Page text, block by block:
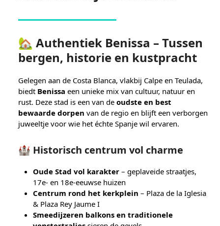
🏡 Authentiek Benissa – Tussen
bergen, historie en kustpracht
Gelegen aan de Costa Blanca, vlakbij Calpe en Teulada,
biedt Benissa een unieke mix van cultuur, natuur en
rust. Deze stad is een van deoudste en best
bewaarde dorpen van de regio en blijft een verborgen
juweeltje voor wie het échte Spanje wil ervaren.
🏰 Historisch centrum vol charme
Oude Stad vol karakter – geplaveide straatjes,
17e- en 18e-eeuwse huizen
Centrum rond het kerkplein – Plaza de la Iglesia
& Plaza Rey Jaume I
Smeedijzeren balkons en traditionele